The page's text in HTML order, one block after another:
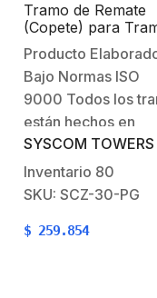
Tramo de Remate
(Copete) para
STZ-30G
por Inmersión en
Caliente con
para Pararrayo.
Producto
Bajo Normas ISO
9000 Todos los
están hechos en
formadores de alta
precisión por lo cuál
torre quedará
perfectamente
vertical sin
SYSCOM TOWERS
Inventario 80
SKU: SCZ-30-PG
$ 259.854